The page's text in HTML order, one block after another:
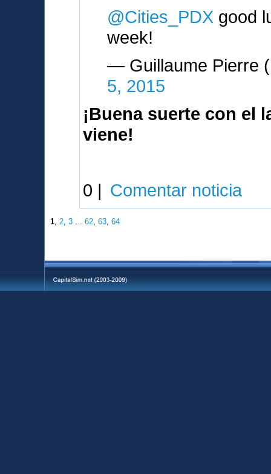
@Cities_PDX good
week!
— Guillaume Pierre
5, 2015
¡Buena suerte con el
viene!
0 | Comentar noticia
1 2 ,3 ...62 ,63 ,64